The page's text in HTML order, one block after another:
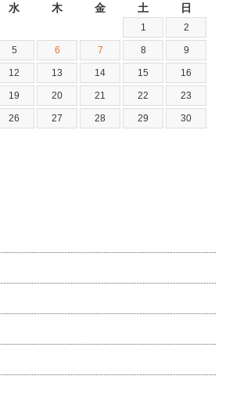
水 木 金 土 日
1 2
5 6 7 8 9
12 13 14 15 16
19 20 21 22 23
26 27 28 29 30